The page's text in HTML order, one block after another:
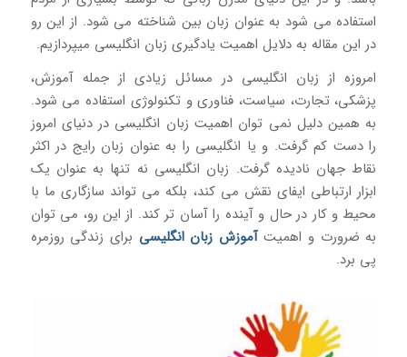
استفاده می شود به عنوان زبان بین شناخته می شود. از این رو
در این مقاله به دلایل اهمیت یادگیری زبان انگلیسی میپردازیم.
امروزه از زبان انگلیسی در مسائل زیادی از جمله آموزش،
پزشکی، تجارت، سیاست، فناوری و تکنولوژی استفاده می شود.
به همین دلیل نمی توان اهمیت زبان انگلیسی در دنیای امروز
را دست کم گرفت. و یا انگلیسی را به عنوان زبان رایج در اکثر
نقاط جهان نادیده گرفت. زبان انگلیسی نه تنها به عنوان یک
ابزار ارتباطی ایفای نقش می کند، بلکه می تواند سازگاری ما با
محیط و کار در حال و آینده را آسان تر کند. از این رو، می توان
به ضرورت و اهمیتآموزش زبان انگلیسی برای زندگی روزمره
پی برد.